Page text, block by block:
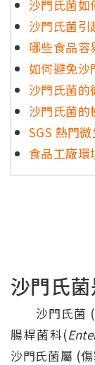
沙門氏菌如
沙門氏菌引
哪些食品容
如何避免沙
沙門氏菌的
沙門氏菌的
SGS 熱門
食品工廠環
沙門氏
沙門氏菌 (
腸桿菌科(
沙門氏菌屬 (